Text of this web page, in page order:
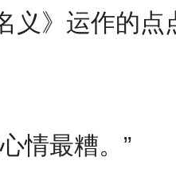
义》运作的点
情最糟。”